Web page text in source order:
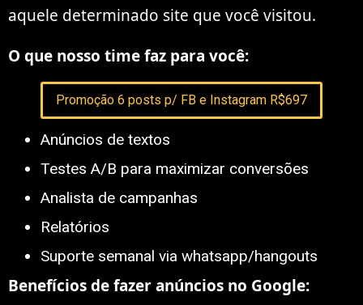
aquele determinado site que você visitou.
O que nosso time faz para você:
Promoção 6 posts p/ FB e Instagram R$697
Anúncios de textos
Testes A/B para maximizar conversões
Analista de campanhas
Relatórios
Suporte semanal via whatsapp/hangouts
Benefícios de fazer anúncios no Google: